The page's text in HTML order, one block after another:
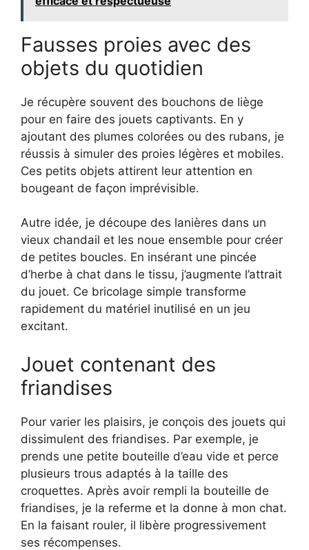
Fausses proies avec des
objets du quotidien
Je récupère souvent des bouchons de liège
pour en faire des jouets captivants. En y
ajoutant des plumes colorées ou des rubans, je
réussis à simuler des proies légères et mobiles.
Ces petits objets attirent leur attention en
bougeant de façon imprévisible.
Autre idée, je découpe des lanières dans un
vieux chandail et les noue ensemble pour créer
de petites boucles. En insérant une pincée
d’herbe à chat dans le tissu, j’augmente l’attrait
du jouet. Ce bricolage simple transforme
rapidement du matériel inutilisé en un jeu
excitant.
Jouet contenant des
friandises
Pour varier les plaisirs, je conçois des jouets qui
dissimulent des friandises. Par exemple, je
prends une petite bouteille d’eau vide et perce
plusieurs trous adaptés à la taille des
croquettes. Après avoir rempli la bouteille de
friandises, je la referme et la donne à mon chat.
En la faisant rouler, il libère progressivement
ses récompenses.